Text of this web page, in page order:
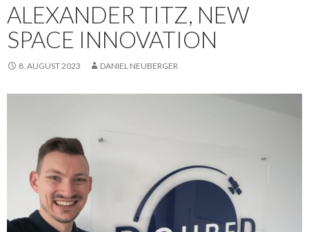
ALEXANDER TITZ, NEW
SPACE INNOVATION
8. AUGUST 2023 DANIEL NEUBERGER